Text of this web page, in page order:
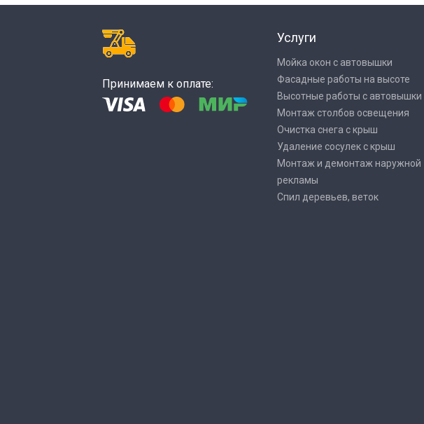
Принимаем к оплате:
Услуги
Мойка окон с автовышки
Фасадные работы на высоте
Высотные работы с автовышки
Монтаж столбов освещения
Очистка снега с крыш
Удаление сосулек с крыш
Монтаж и демонтаж наружной
рекламы
Спил деревьев, веток